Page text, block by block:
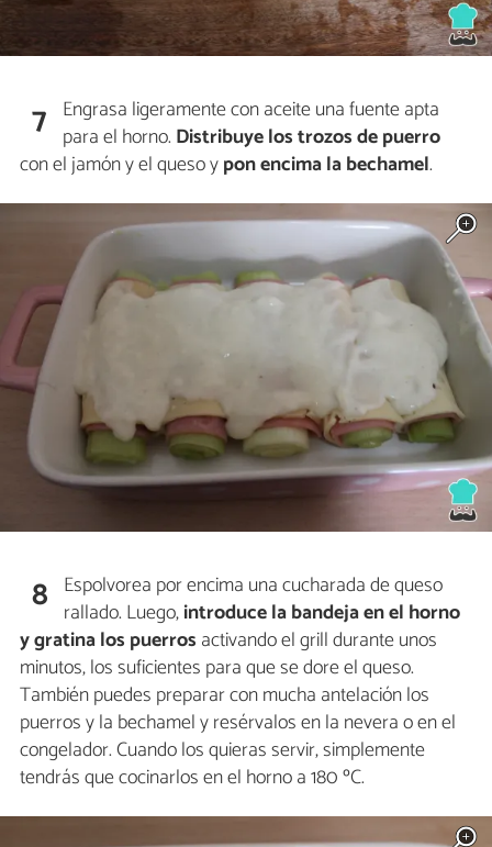
7 Engrasa ligeramente con aceite una fuente apta
para el horno. Distribuye los trozos de puerro
con el jamón y el queso ypon encima la bechamel.
8 Espolvorea por encima una cucharada de queso
rallado. Luego,introduce la bandeja en el horno
y gratina los puerros activando el grill durante unos
minutos, los suficientes para que se dore el queso.
También puedes preparar con mucha antelación los
puerros y la bechamel y resérvalos en la nevera o en el
congelador. Cuando los quieras servir, simplemente
tendrás que cocinarlos en el horno a 180 ºC.